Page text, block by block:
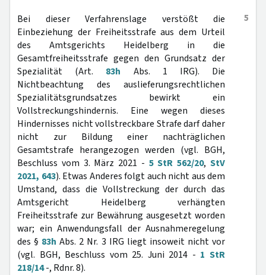
5
Bei dieser Verfahrenslage verstößt die
Einbeziehung der Freiheitsstrafe aus dem Urteil
des Amtsgerichts Heidelberg in die
Gesamtfreiheitsstrafe gegen den Grundsatz der
Spezialität (Art. 83h Abs. 1 IRG). Die
Nichtbeachtung des auslieferungsrechtlichen
Spezialitätsgrundsatzes bewirkt ein
Vollstreckungshindernis. Eine wegen dieses
Hindernisses nicht vollstreckbare Strafe darf daher
nicht zur Bildung einer nachträglichen
Gesamtstrafe herangezogen werden (vgl. BGH,
Beschluss vom 3. März 2021 - 5 StR 562/20,StV
2021, 643). Etwas Anderes folgt auch nicht aus dem
Umstand, dass die Vollstreckung der durch das
Amtsgericht Heidelberg verhängten
Freiheitsstrafe zur Bewährung ausgesetzt worden
war; ein Anwendungsfall der Ausnahmeregelung
des § 83h Abs. 2 Nr. 3 IRG liegt insoweit nicht vor
(vgl. BGH, Beschluss vom 25. Juni 2014 - 1 StR
218/14-, Rdnr. 8).